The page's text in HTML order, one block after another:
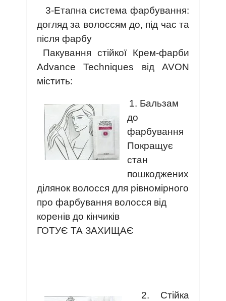
3-Етапна система фарбування:
догляд за волоссям до, під час та
після фарбу
Пакування стійкої Крем-фарби
Advance Techniques від AVON
містить:
1. Бальзам
до
фарбування
Покращує
стан
пошкоджених
ділянок волосся для рівномірного
про фарбування волосся від
коренів до кінчиків
ГОТУЄ ТА ЗАХИЩАЄ
2. Стійка